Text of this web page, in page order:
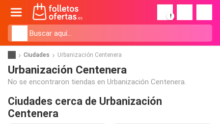
!
Ciudades Urbanización Centenera
Urbanización Centenera
No se encontraron tiendas en Urbanización Centenera.
Ciudades cerca de Urbanización
Centenera